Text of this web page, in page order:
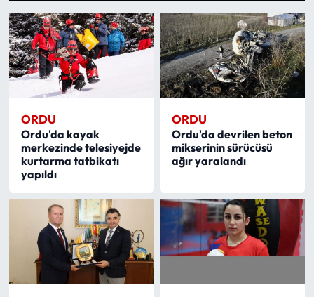
1 2 3 4 5 6 7 8 9 1011 121314151617 1819
ORDU
Ordu'da kayak
merkezinde telesiyejde
kurtarma tatbikatı
yapıldı
ORDU
Ordu'da devrilen beton
mikserinin sürücüsü
ağır yaralandı
Eğitim
Ekonomi
Güncel
İskilip Haberleri
Kargı Haberleri
Kimdir?
Kültür Sanat
Laçin Haberleri